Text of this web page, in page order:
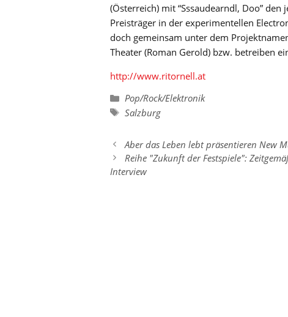
(Österreich) mit “Sssaudearndl, Doo”
Preisträger in der experimentellen
doch gemeinsam unter dem
Theater (Roman Gerold) bzw. betreiben
http://www.ritornell.at
Kategorien
Pop/Rock/Elektronik
Schlagwörter
Salzburg
Aber das Leben lebt präsentieren New
Reihe "Zukunft der Festspiele":
Interview